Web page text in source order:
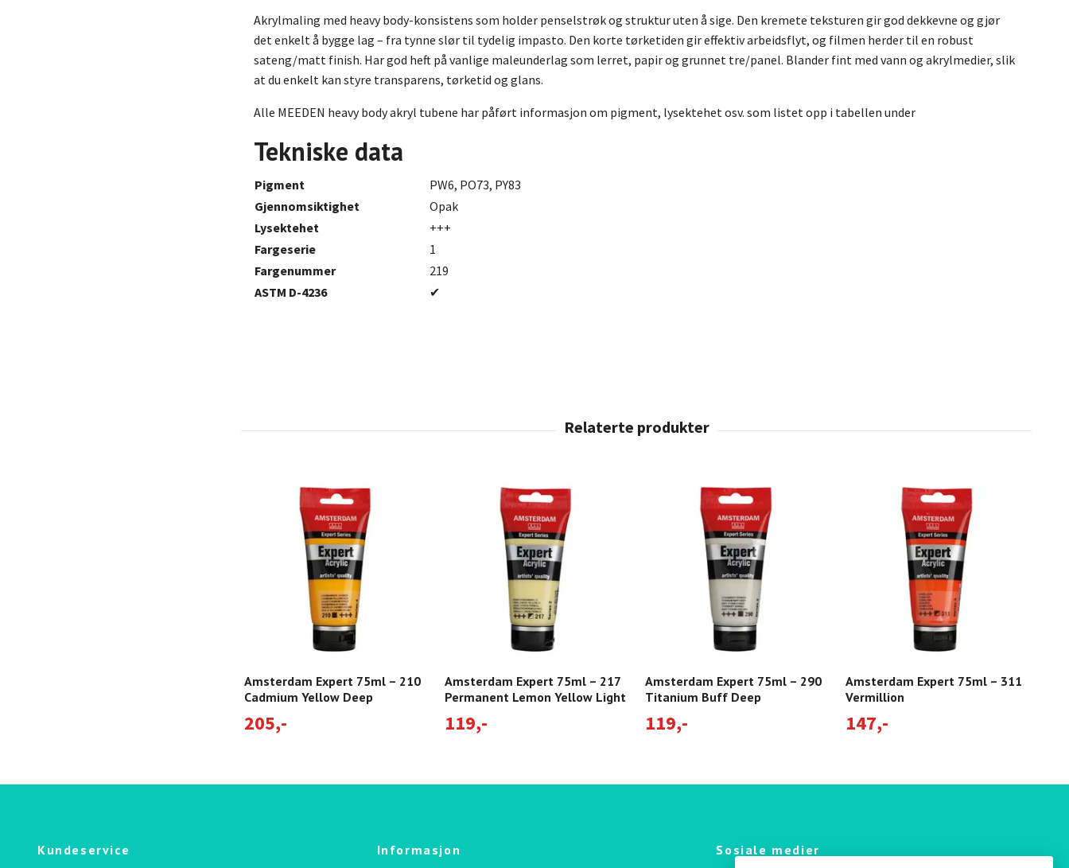
Akrylmaling med heavy body-konsistens som holder penselstrøk og struktur uten å sige. Den kremete teksturen gir god dekkevne og gjør
det enkelt å bygge lag – fra tynne slør til tydelig impasto. Den korte tørketiden gir effektiv arbeidsflyt, og filmen herder til en robust
sateng/matt finish. Har god heft på vanlige maleunderlag som lerret, papir og grunnet tre/panel. Blander fint med vann og akrylmedier, slik
at du enkelt kan styre transparens, tørketid og glans.
Alle MEEDEN heavy body akryl tubene har påført informasjon om pigment, lysektehet osv. som listet opp i tabellen under
Tekniske data
Pigment
PW6, PO73, PY83
Gjennomsiktighet
Opak
Lysektehet
+++
Fargeserie
1
Fargenummer
219
ASTM D-4236
✔
Amsterdam Expert 75ml – 210
Cadmium Yellow Deep
205,-
Amsterdam Expert 75ml – 217
Permanent Lemon Yellow Light
119,-
Amsterdam Expert 75ml – 290
Titanium Buff Deep
119,-
Amsterdam Expert 75ml – 311
Vermillion
147,-
Kundeservice Informasjon Sosiale medier